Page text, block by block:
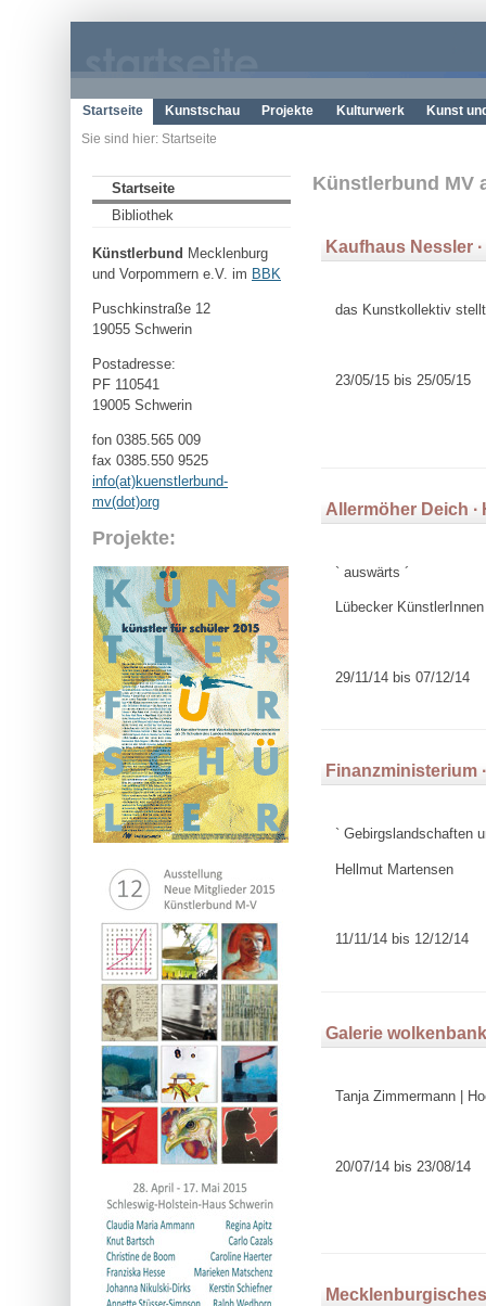
Startseite Kunstschau Projekte Kulturwerk
Kunst
Sie sind hier: Startseite
Startseite
Bibliothek
Künstlerbund Mecklenburg
und Vorpommern e.V. im BBK
Puschkinstraße 12
19055 Schwerin
Postadresse:
PF 110541
19005 Schwerin
fon 0385.565 009
fax 0385.550 9525
info(at)kuenstlerbund-
mv(dot)org
Projekte:
Künstlerbund MV
Kaufhaus Nessler
das Kunstkollektiv
23/05/15 bis 25/05/15
Allermöher Deich ∙
` auswärts ´
Lübecker
29/11/14 bis 07/12/14
Finanzministerium
` Gebirgslandschaften
Hellmut Martensen
11/11/14 bis 12/12/14
Galerie
Tanja Zimmermann |
20/07/14 bis 23/08/14